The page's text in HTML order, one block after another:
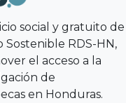
social y gratuito de
Sostenible RDS-HN,
el acceso a la
de
en Honduras.